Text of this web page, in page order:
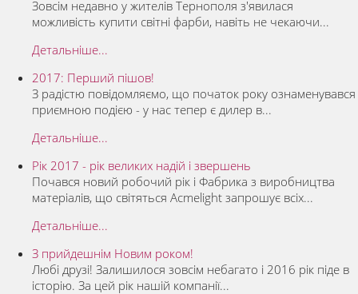
Зовсім недавно у жителів Тернополя з'явилася
можливість купити світні фарби, навіть не чекаючи...
Детальніше...
2017: Перший пішов!
З радістю повідомляємо, що початок року ознаменувався
приємною подією - у нас тепер є дилер в...
Детальніше...
Рік 2017 - рік великих надій і звершень
Почався новий робочий рік і Фабрика з виробництва
матеріалів, що світяться Acmelight запрошує всіх...
Детальніше...
З прийдешнім Новим роком!
Любі друзі! Залишилося зовсім небагато і 2016 рік піде в
історію. За цей рік нашій компанії...